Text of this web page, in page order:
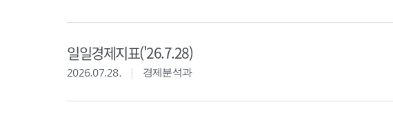
일일경제지표('26.7.28)
2026.07.28. 경제분석과